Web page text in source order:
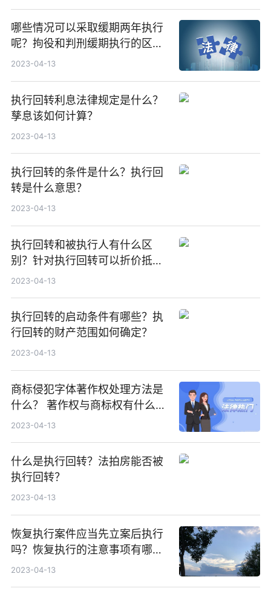
哪些情况可以采取缓期两年执行
呢？拘役和判刑缓期执行的区别
是什么？
2023-04-13
执行回转利息法律规定是什么？
孳息该如何计算？
2023-04-13
执行回转的条件是什么？执行回
转是什么意思？
2023-04-13
执行回转和被执行人有什么区
别？针对执行回转可以折价抵偿
吗？
2023-04-13
执行回转的启动条件有哪些？执
行回转的财产范围如何确定？
2023-04-13
商标侵犯字体著作权处理方法是
什么？ 著作权与商标权有什么不
同？
2023-04-13
什么是执行回转？法拍房能否被
执行回转？
2023-04-13
恢复执行案件应当先立案后执行
吗？恢复执行的注意事项有哪
些?
2023-04-13